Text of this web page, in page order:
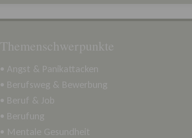
Themenschwerpunkte
• Angst & Panikattacken
• Berufsweg & Bewerbung
• Beruf & Job
• Berufung
• Mentale Gesundheit